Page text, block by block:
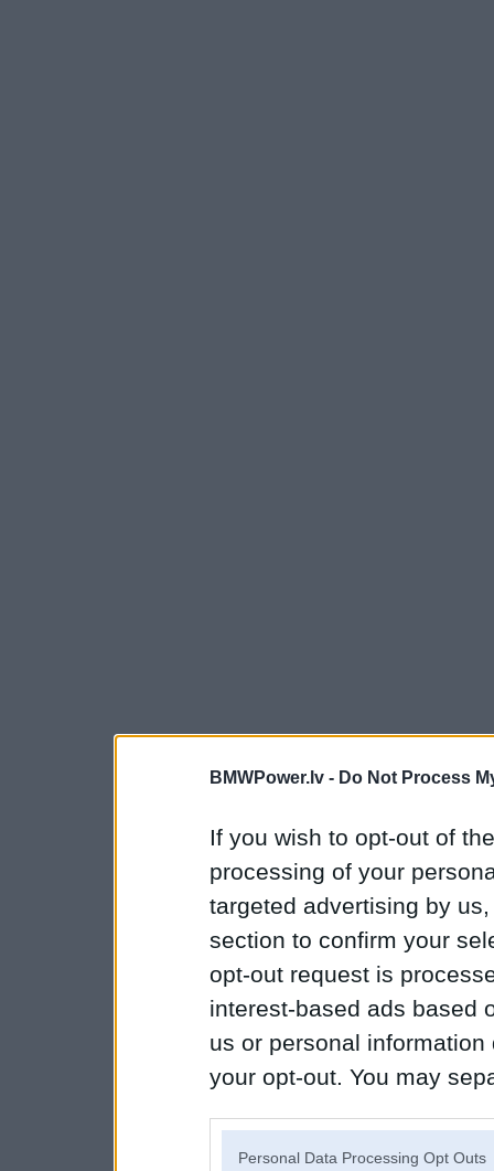
BMWPower.lv - Do Not Process
If you wish to opt-out of
processing of your
targeted advertising by
section to confirm your
opt-out request is
interest-based ads based
us or personal
your opt-out. You may
Personal Data Processing Opt Outs